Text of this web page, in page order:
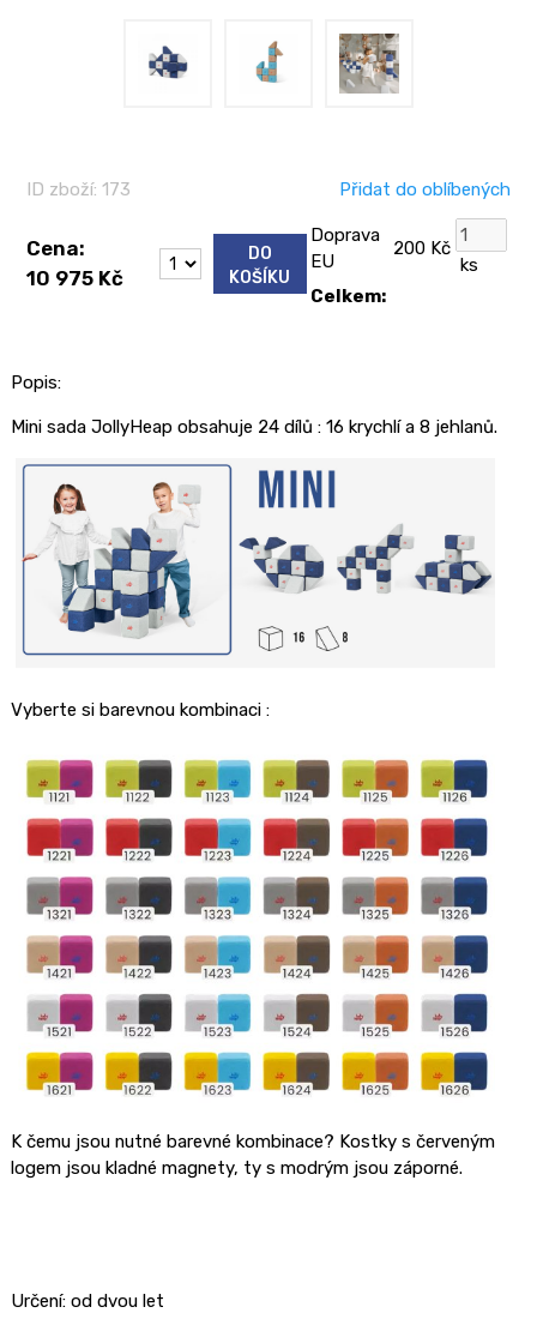
ID zboží: 173 Přidat do oblíbených
Cena:
10 975 Kč
DO
KOŠÍKU
Doprava
EU
200 Kč
ks
Celkem:
Popis:
Mini sada JollyHeap obsahuje 24 dílů : 16 krychlí a 8 jehlanů.
Vyberte si barevnou kombinaci :
K čemu jsou nutné barevné kombinace? Kostky s červeným
logem jsou kladné magnety, ty s modrým jsou záporné.
Určení: od dvou let